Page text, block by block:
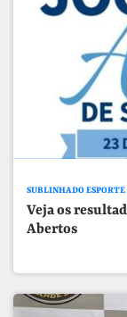
SUBLINHADO ESPORTE
Veja os
Abertos